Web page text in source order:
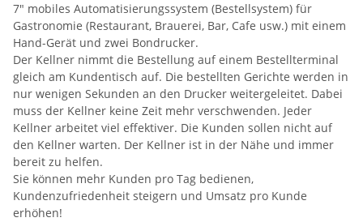
7" mobiles Automatisierungssystem (Bestellsystem) für
Gastronomie (Restaurant, Brauerei, Bar, Cafe usw.) mit einem
Hand-Gerät und zwei Bondrucker.
Der Kellner nimmt die Bestellung auf einem Bestellterminal
gleich am Kundentisch auf. Die bestellten Gerichte werden in
nur wenigen Sekunden an den Drucker weitergeleitet. Dabei
muss der Kellner keine Zeit mehr verschwenden. Jeder
Kellner arbeitet viel effektiver. Die Kunden sollen nicht auf
den Kellner warten. Der Kellner ist in der Nähe und immer
bereit zu helfen.
Sie können mehr Kunden pro Tag bedienen,
Kundenzufriedenheit steigern und Umsatz pro Kunde
erhöhen!